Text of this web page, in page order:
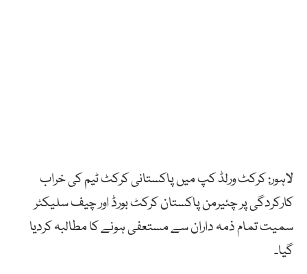
لاہور: کرکٹ ورلڈ کپ میں پاکستانی کرکٹ ٹیم کی خراب
کارکردگی پر چئیرمن پاکستان کرکٹ بورڈ اور چیف سلیکٹر
سمیت تمام ذمہ داران سے مستعفی ہونے کا مطالبہ کردیا
گیا۔